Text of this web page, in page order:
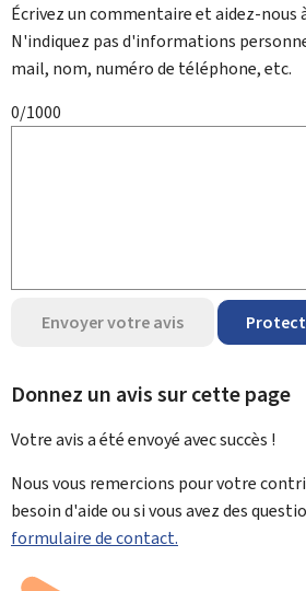
Écrivez un commentaire et aidez-nous
N'indiquez pas d'informations
mail, nom, numéro de téléphone, etc.
0/1000
Envoyer votre avis
Donnez un avis sur cette page
Votre avis a été envoyé avecsuccès !
Nous vous remercions pour votre
besoin d'aide ou si vous avez des
formulaire de contact.